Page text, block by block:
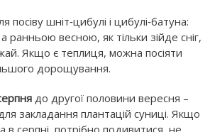
шніт‑цибулі і цибулі‑батуна:
ранньою весною, як тільки зійде сніг,
Якщо є теплиця, можна посіяти
дорощування.
до другої половини вересня –
закладання плантацій суниці. Якщо